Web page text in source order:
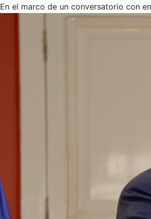
En el marco de un conversatorio con